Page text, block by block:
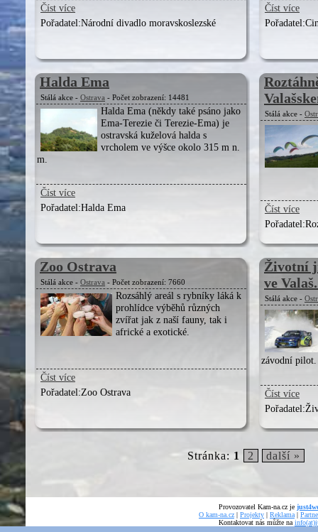
Číst více
Pořadatel:Národní divadlo moravskoslezské
Číst více
Pořadatel:
Halda Ema
Stálá akce - Ostrava - Počet zobrazení: 14481
Halda Ema (někdy také psáno jako
Ema-Terezie či Terezie-Ema) je
ostravská kuželová halda s
vrcholem ve výšce okolo 315 m n.
m.
Číst více
Pořadatel:Halda Ema
Stálá akce -
Číst více
Pořadatel:
Zoo Ostrava
Stálá akce - Ostrava - Počet zobrazení: 7660
Rozsáhlý areál s rybníky láká k
prohlídce výběhů různých
zvířat jak z naší fauny, tak i
africké a exotické.
Číst více
Pořadatel:Zoo Ostrava
Životní
ve
Stálá akce -
závodní pilot.
Číst více
Pořadatel:
Stránka: 1 2 další »
Provozovatel Kam-na.cz je
O kam-na.cz | Projekty | Reklama |
Kontaktovat nás můžte na